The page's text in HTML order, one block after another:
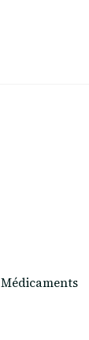
Médicaments